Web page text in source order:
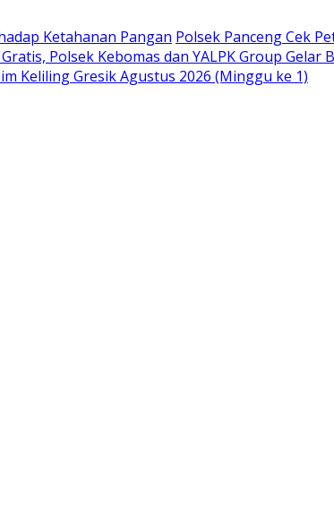
Ketahanan Pangan Polsek Panceng Cek
Polsek Kebomas dan YALPK Group Gelar
Keliling Gresik Agustus 2026 (Minggu ke 1)